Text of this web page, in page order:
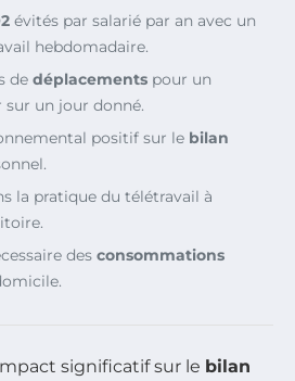
évités par salarié par an avec un
hebdomadaire.
de déplacements pour un
un jour donné.
positif sur le bilan
la pratique du télétravail à
des consommations
significatif sur le bilan